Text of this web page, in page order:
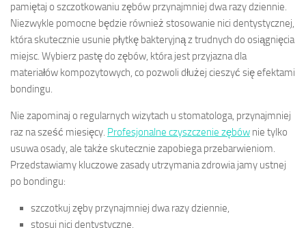
pamiętaj o szczotkowaniu zębów przynajmniej dwa razy dziennie.
Niezwykle pomocne będzie również stosowanie nici dentystycznej,
która skutecznie usunie płytkę bakteryjną z trudnych do osiągnięcia
miejsc. Wybierz pastę do zębów, która jest przyjazna dla
materiałów kompozytowych, co pozwoli dłużej cieszyć się efektami
bondingu.
Nie zapominaj o regularnych wizytach u stomatologa, przynajmniej
raz na sześć miesięcy. Profesjonalne czyszczenie zębów nie tylko
usuwa osady, ale także skutecznie zapobiega przebarwieniom.
Przedstawiamy kluczowe zasady utrzymania zdrowia jamy ustnej
po bondingu:
szczotkuj zęby przynajmniej dwa razy dziennie,
stosuj nici dentystyczne,